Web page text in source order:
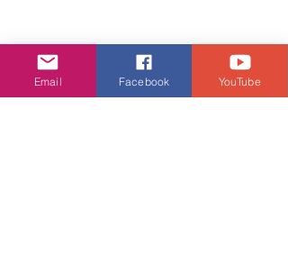
Email Facebook YouTube